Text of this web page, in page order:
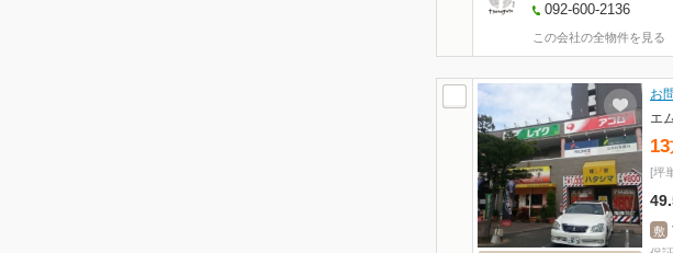
092-600-2136
この会社の全物件を見る
お
エ
13
[坪
敷